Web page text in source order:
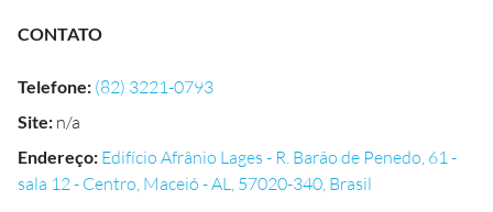
CONTATO
Telefone: (82) 3221-0793
Site: n/a
Endereço: Edifício Afrânio Lages - R. Barão de Penedo, 61 -
sala 12 - Centro, Maceió - AL, 57020-340, Brasil